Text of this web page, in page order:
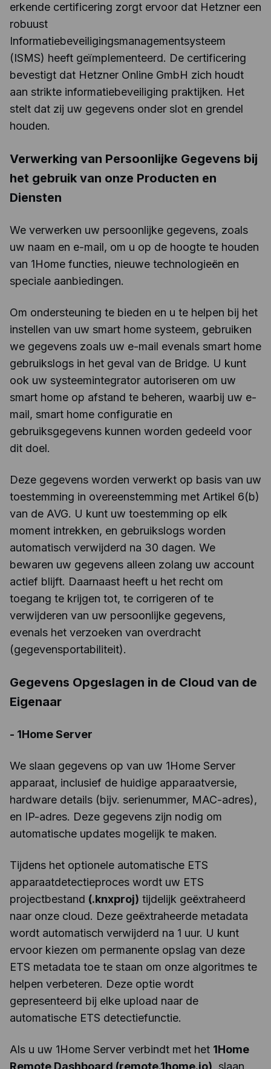
erkende certificering zorgt ervoor dat Hetzner een
robuust
Informatiebeveiligingsmanagementsysteem
(ISMS) heeft geïmplementeerd. De certificering
bevestigt dat Hetzner Online GmbH zich houdt
aan strikte informatiebeveiliging praktijken. Het
stelt dat zij uw gegevens onder slot en grendel
houden.
Verwerking van Persoonlijke Gegevens bij
het gebruik van onze Producten en
Diensten
We verwerken uw persoonlijke gegevens, zoals
uw naam en e-mail, om u op de hoogte te houden
van 1Home functies, nieuwe technologieën en
speciale aanbiedingen.
Om ondersteuning te bieden en u te helpen bij het
instellen van uw smart home systeem, gebruiken
we gegevens zoals uw e-mail evenals smart home
gebruikslogs in het geval van de Bridge. U kunt
ook uw systeemintegrator autoriseren om uw
smart home op afstand te beheren, waarbij uw e-
mail, smart home configuratie en
gebruiksgegevens kunnen worden gedeeld voor
dit doel.
Deze gegevens worden verwerkt op basis van uw
toestemming in overeenstemming met Artikel 6(b)
van de AVG. U kunt uw toestemming op elk
moment intrekken, en gebruikslogs worden
automatisch verwijderd na 30 dagen. We
bewaren uw gegevens alleen zolang uw account
actief blijft. Daarnaast heeft u het recht om
toegang te krijgen tot, te corrigeren of te
verwijderen van uw persoonlijke gegevens,
evenals het verzoeken van overdracht
(gegevensportabiliteit).
Gegevens Opgeslagen in de Cloud van de
Eigenaar
- 1Home Server
We slaan gegevens op van uw 1Home Server
apparaat, inclusief de huidige apparaatversie,
hardware details (bijv. serienummer, MAC-adres),
en IP-adres. Deze gegevens zijn nodig om
automatische updates mogelijk te maken.
Tijdens het optionele automatische ETS
apparaatdetectieproces wordt uw ETS
projectbestand (.knxproj) tijdelijk geëxtraheerd
naar onze cloud. Deze geëxtraheerde metadata
wordt automatisch verwijderd na 1 uur. U kunt
ervoor kiezen om permanente opslag van deze
ETS metadata toe te staan om onze algoritmes te
helpen verbeteren. Deze optie wordt
gepresenteerd bij elke upload naar de
automatische ETS detectiefunctie.
Als u uw 1Home Server verbindt met het 1Home
Remote Dashboard (remote.1home.io) , slaan